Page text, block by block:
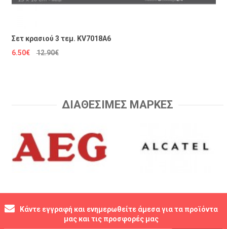
Σετ κρασιού 3 τεμ. KV7018A6
6.50€
12.90€
ΔΙΑΘΕΣΙΜΕΣ ΜΑΡΚΕΣ
Κάντε εγγραφή και ενημερωθείτε άμεσα για τα προϊόντα
μας και τις προσφορές μας